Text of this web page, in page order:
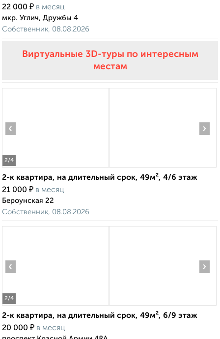
22 000 ₽ в месяц
мкр. Углич, Дружбы 4
Собственник, 08.08.2026
Виртуальные 3D-туры по интересным
местам
2/4
‹ ›
2-к квартира, на длительный срок, 49м², 4/6 этаж
21 000 ₽ в месяц
Бероунская 22
Собственник, 08.08.2026
2/4
‹ ›
2-к квартира, на длительный срок, 49м², 6/9 этаж
20 000 ₽ в месяц